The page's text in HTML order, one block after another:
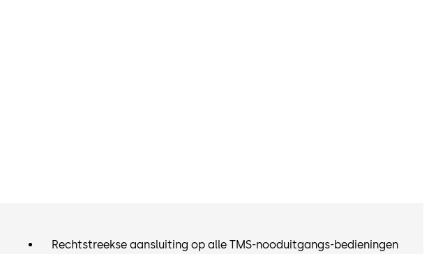
Rechtstreekse aansluiting op alle TMS-nooduitgangs-bedieningen